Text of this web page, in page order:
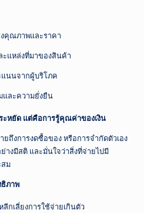
คุณภาพและราคา
ะแหล่งที่มาของสินค้า
แนนจากผู้บริโภค
และความยั่งยืน
หยัด แต่คือการรู้คุณค่าของเงิน
ถึงการงดซื้อของ หรือการจำกัดตัวเอง
งมีสติ และมั่นใจว่าสิ่งที่จ่ายไปมี
ม
ภาพ
ลีกเลี่ยงการใช้จ่ายเกินตัว